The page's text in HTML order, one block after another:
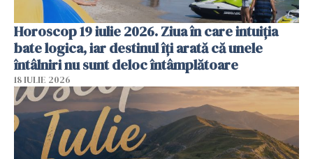
Horoscop 19 iulie 2026. Ziua în care intuiția
bate logica, iar destinul îți arată că unele
întâlniri nu sunt deloc întâmplătoare
18 IULIE 2026